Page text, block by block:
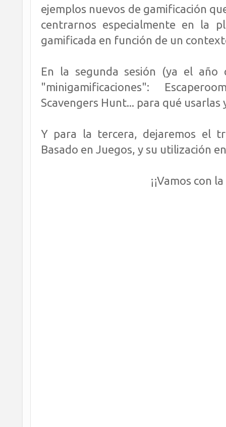
ejemplos nuevos de gamificación
centrarnos especialmente en la
gamificada en función de un
En la segunda sesión (ya el año
"minigamificaciones":
Scavengers Hunt... para qué usarlas
Y para la tercera, dejaremos el
Basado en Juegos, y su utilización
¡¡Vamos con